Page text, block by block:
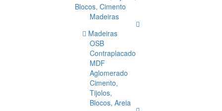
Blocos, Cimento
Madeiras
Madeiras
OSB
Contraplacado
MDF
Aglomerado
Cimento,
Tijolos,
Blocos, Areia